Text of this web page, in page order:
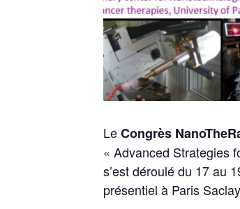
LeCongrès
« Advanced Strategies
s’est déroulé du 17 au
présentiel à Paris